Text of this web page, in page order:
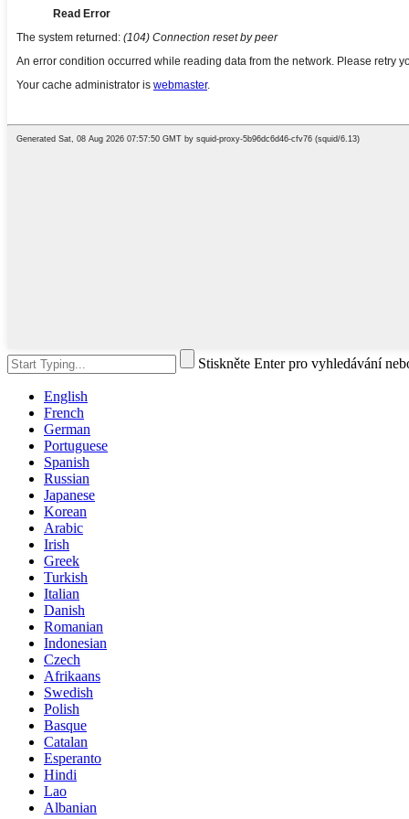
Stiskněte Enter pro vyhledávání
English
French
German
Portuguese
Spanish
Russian
Japanese
Korean
Arabic
Irish
Greek
Turkish
Italian
Danish
Romanian
Indonesian
Czech
Afrikaans
Swedish
Polish
Basque
Catalan
Esperanto
Hindi
Lao
Albanian